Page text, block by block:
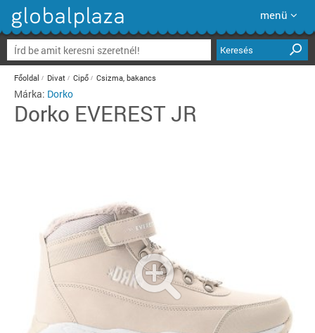
menü
Keresés
Főoldal Divat Cipő Csizma, bakancs
Márka: Dorko
Dorko EVEREST JR